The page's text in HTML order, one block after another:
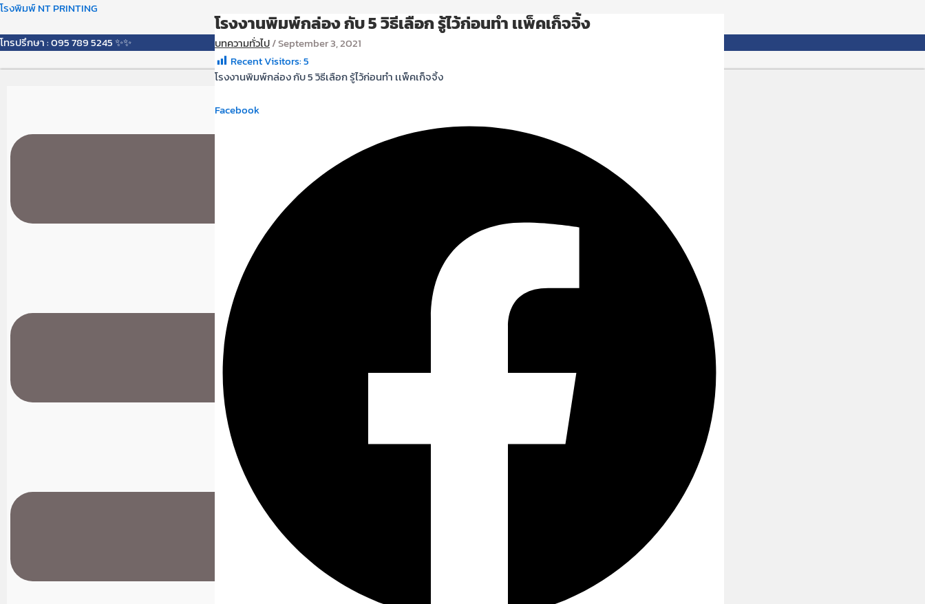
Skip
content
โรงพิมพ์ NT PRINTING
โทรปรึกษา : 095 789 5245 ✨✨
Menu
โรงงานพิมพ์กล่อง กับ 5 วิธีเลือก รู้ไว้ก่อนทํา เเพ็คเก็จจิ้ง
บทความทั่วไป/September 3, 2021
Recent Visitors:5
โรงงานพิมพ์กล่อง กับ 5 วิธีเลือก รู้ไว้ก่อนทํา เเพ็คเก็จจิ้ง
Facebook